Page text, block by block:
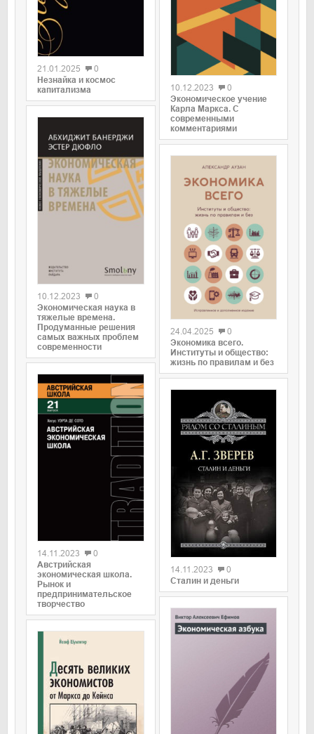
0
21.01.2025
0
Незнайка и космос
капитализма
10.12.2023
0
Экономическая наука в
тяжелые времена.
Продуманные решения
самых важных проблем
современности
14.11.2023
0
Австрийская
экономическая школа.
Рынок и
предпринимательское
творчество
10.12.2023
0
Экономическое учение
Карла Маркса. С
современными
комментариями
24.04.2025
0
Экономика всего.
Институты и общество:
жизнь по правилам и без
14.11.2023
0
Сталин и деньги